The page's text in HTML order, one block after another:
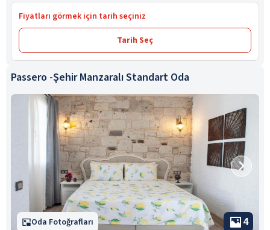
Fiyatları görmek için tarih seçiniz
Tarih Seç
Passero -Şehir Manzaralı Standart Oda
Oda Fotoğrafları 4